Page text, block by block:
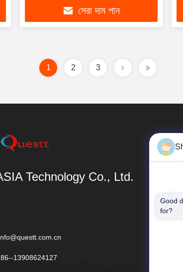
সেরা দাম পান
1 2 3
Technology Co., Ltd.
86--13908624127
Good
for?